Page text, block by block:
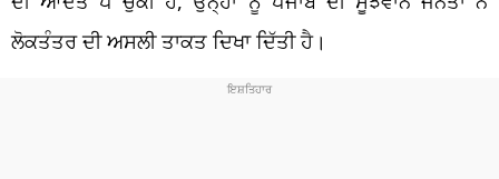
ਲੋਕਤੰਤਰ ਦੀ ਅਸਲੀ ਤਾਕਤ ਦਿਖਾ ਦਿੱਤੀ ਹੈ।